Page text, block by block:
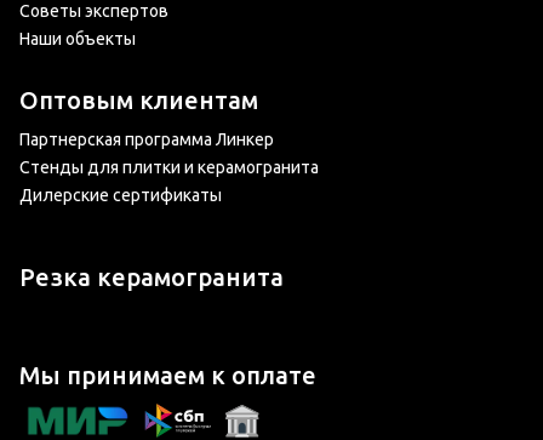
Советы экспертов
Наши объекты
Оптовым клиентам
Партнерская программа Линкер
Стенды для плитки и керамогранита
Дилерские сертификаты
Резка керамогранита
Мы принимаем к оплате